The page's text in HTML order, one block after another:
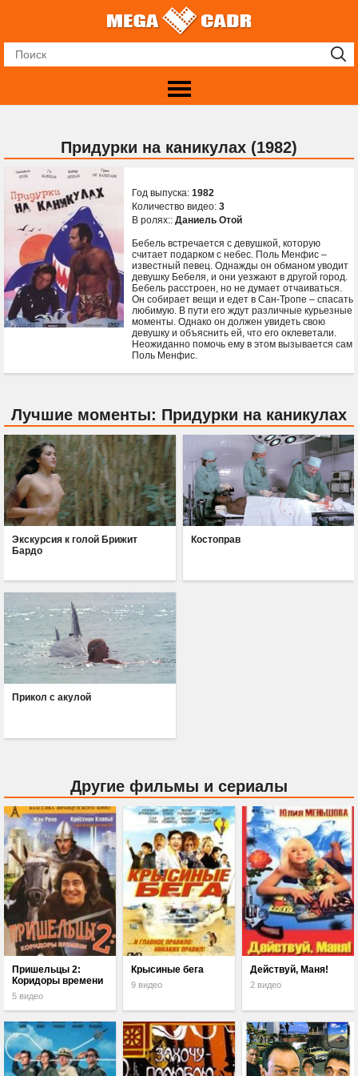
Придурки на каникулах (1982)
Год выпуска: 1982
Количество видео: 3
В ролях:: Даниель Отой
Бебель встречается с девушкой, которую
считает подарком с небес. Поль Менфис –
известный певец. Однажды он обманом уводит
девушку Бебеля, и они уезжают в другой город.
Бебель расстроен, но не думает отчаиваться.
Он собирает вещи и едет в Сан-Тропе – спасать
любимую. В пути его ждут различные курьезные
моменты. Однако он должен увидеть свою
девушку и объяснить ей, что его оклеветали.
Неожиданно помочь ему в этом вызывается сам
Поль Менфис.
Лучшие моменты: Придурки на каникулах
Экскурсия к голой Брижит
Бардо
Костоправ
Прикол с акулой
Другие фильмы и сериалы
Пришельцы 2:
Коридоры времени
5 видео
Крысиные бега
9 видео
Действуй, Маня!
2 видео